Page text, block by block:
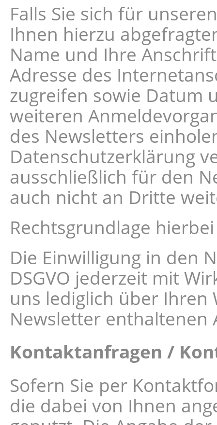
Falls Sie sich für
Ihnen hierzu
Name und Ihre
Adresse des
zugreifen sowie Datum
weiteren
des Newsletters
Datenschutzerklärung
ausschließlich für den
auch nicht an Dritte
Rechtsgrundlage
Die Einwilligung in den
DSGVO jederzeit mit
uns lediglich über
Newsletter enthaltenen
Kontaktanfragen /
Sofern Sie per
die dabei von Ihnen